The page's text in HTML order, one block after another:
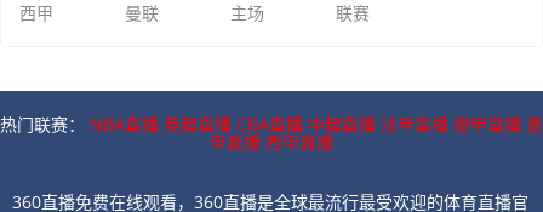
西甲
曼联 主场 联赛
热门联赛： NBA直播 英超直播 CBA直播 中超直播 法甲直播 德甲直播 意
甲直播 西甲直播
360直播免费在线观看，360直播是全球最流行最受欢迎的体育直播官